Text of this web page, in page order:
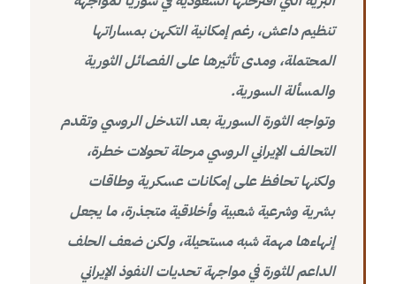
تنظيم داعش، رغم إمكانية التكهن بمساراتها
المحتملة، ومدى تأثيرها على الفصائل الثورية
والمسألة السورية.
وتواجه الثورة السورية بعد التدخل الروسي وتقدم
التحالف الإيراني الروسي مرحلة تحولات خطرة،
ولكنها تحافظ على إمكانات عسكرية وطاقات
بشرية وشرعية شعبية وأخلاقية متجذرة، ما يجعل
إنهاءها مهمة شبه مستحيلة، ولكن ضعف الحلف
الداعم للثورة في مواجهة تحديات النفوذ الإيراني